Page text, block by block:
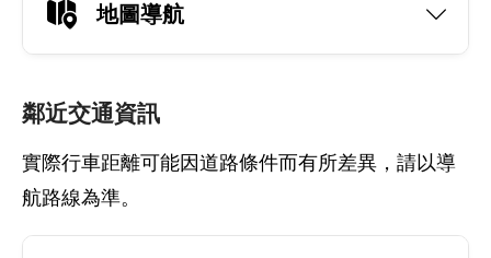
地圖導航
鄰近交通資訊
實際行車距離可能因道路條件而有所差異，請以導
航路線為準。